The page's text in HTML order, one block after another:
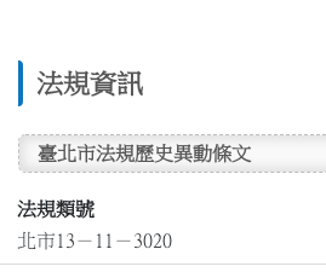
法規資訊
臺北市法規歷史異動條文
法規類號
北市13－11－3020